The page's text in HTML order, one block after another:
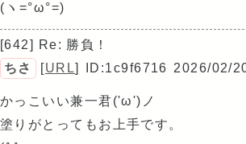
(ヽ=°ω°=)
[642] Re: 勝負！
ちさ
[URL] ID:1c9f6716 2026/02/
かっこいい兼一君('ω')ノ
塗りがとってもお上手です。